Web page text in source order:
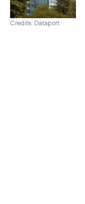
Credits: Dataport